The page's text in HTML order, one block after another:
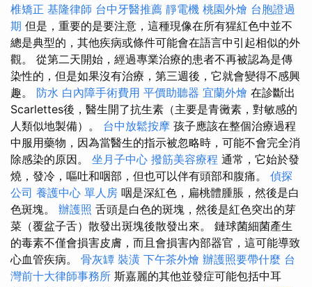
椎矯正 基隆律師 台中牙醫推薦 靜電機 桃園外燴 台胞證過
期 但是，重要的是要注意，這種現像在所有猩紅色中並不
總是典型的，其他疾病或條件可能會在語言中引起相似的外
觀。 從第二天開始，經過專業治療的患者不再被認為是傳
染性的，但是如果沒有治療，第三週後，它就會變得不感興
趣。 防水 白內障手術費用 平價助聽器 宜蘭外燴 在診斷出
Scarlettes後，醫生開了抗生素（主要是青黴素，對敏感的
人類似地製備）。 台中放鬆按摩 孩子應該在整個治療過程
中服用藥物，因為當醫生的指示被忽略時，可能不會完全消
除感染的原因。 坐月子中心 撥筋美容療程 通常，它始於發
燒，發冷，嘔吐和咽部，但也可以伴有頭部和腹痛。 偵探
公司 養護中心 單人房 咽是深紅色，扁桃體腫脹，然後是白
色斑塊。 辦護照 舌頭是白色的斑塊，然後是紅色突出的芽
菜（覆盆子舌）散發出斑塊後散發出來。 鏈球菌細菌產生
的毒素不僅會損害皮膚，而且會損害內部器官，這可能導致
心血管疾病。 骨灰罈 裝潢 下午茶外燴 辦護照要帶什麼 台
灣前十大律師事務所 斯嘉麗的其他並發症可能包括中耳